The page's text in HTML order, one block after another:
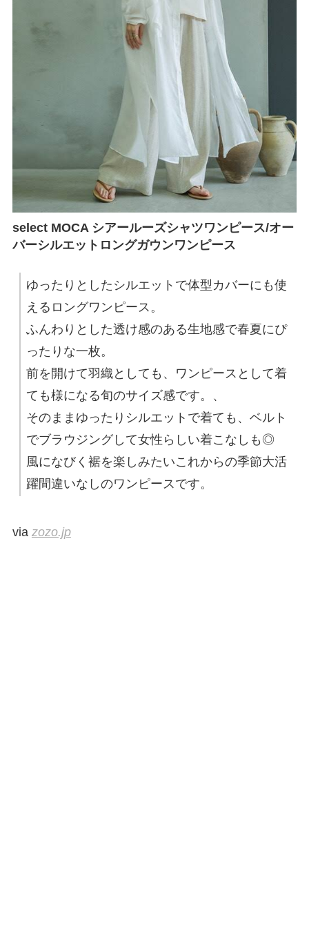
select MOCA シアールーズシャツワンピース/オー
バーシルエットロングガウンワンピース
ゆったりとしたシルエットで体型カバーにも使
えるロングワンピース。
ふんわりとした透け感のある生地感で春夏にぴ
ったりな一枚。
前を開けて羽織としても、ワンピースとして着
ても様になる旬のサイズ感です。、
そのままゆったりシルエットで着ても、ベルト
でブラウジングして女性らしい着こなしも◎
風になびく裾を楽しみたいこれからの季節大活
躍間違いなしのワンピースです。
via zozo.jp